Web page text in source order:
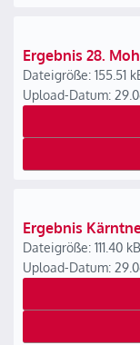
Ergebnis 28.
Dateigröße: 155.51
Upload-Datum:
Ergebnis
Dateigröße: 111.40 kB
Upload-Datum: